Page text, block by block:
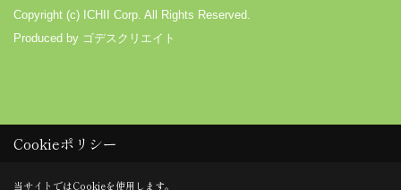
Copyright (c) ICHII Corp. All Rights Reserved.
Produced by ゴデスクリエイト
Cookieポリシー
当サイトではCookieを使用します。